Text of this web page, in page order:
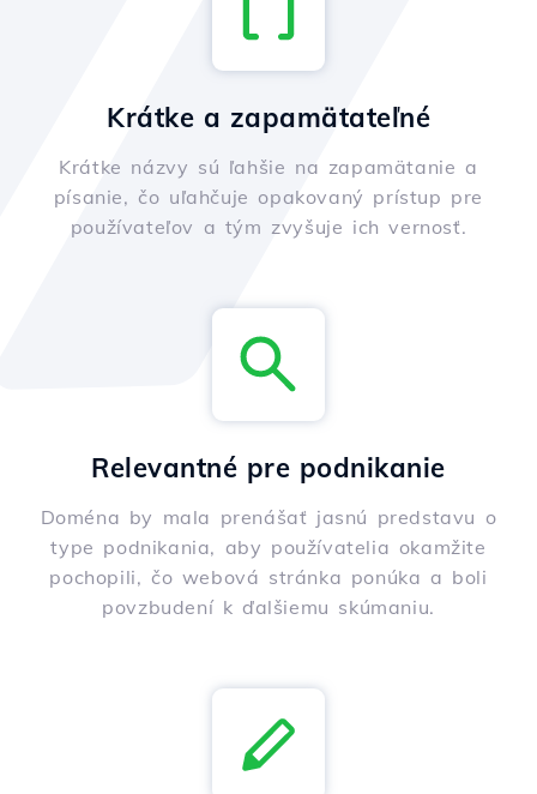
Krátke a zapamätateľné
Krátke názvy sú ľahšie na zapamätanie a
písanie, čo uľahčuje opakovaný prístup pre
používateľov a tým zvyšuje ich vernosť.
Relevantné pre podnikanie
Doména by mala prenášať jasnú predstavu o
type podnikania, aby používatelia okamžite
pochopili, čo webová stránka ponúka a boli
povzbudení k ďalšiemu skúmaniu.